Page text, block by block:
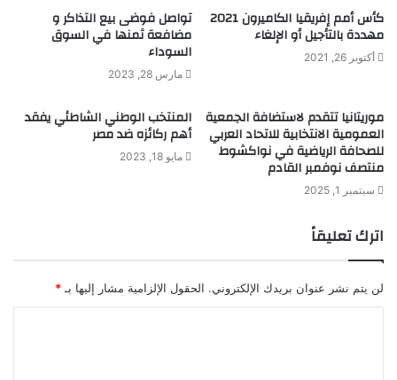
كأس أمم إفريقيا الكاميرون 2021
مهددة بالتأجيل أو الإلغاء
أكتوبر 26, 2021
تواصل فوضى بيع التذاكر و
مضافعة ثمنها في السوق
السوداء
مارس 28, 2023
موريتانيا تتقدم لاستضافة الجمعية
العمومية الانتخابية للاتحاد العربي
للصحافة الرياضية في نواكشوط
منتصف نوفمبر القادم
سبتمبر 1, 2025
المنتخب الوطني الشاطئي يفقد
أهم ركائزه ضد مصر
مايو 18, 2023
اترك تعليقاً
لن يتم نشر عنوان بريدك الإلكتروني. الحقول الإلزامية مشار إليها بـ *